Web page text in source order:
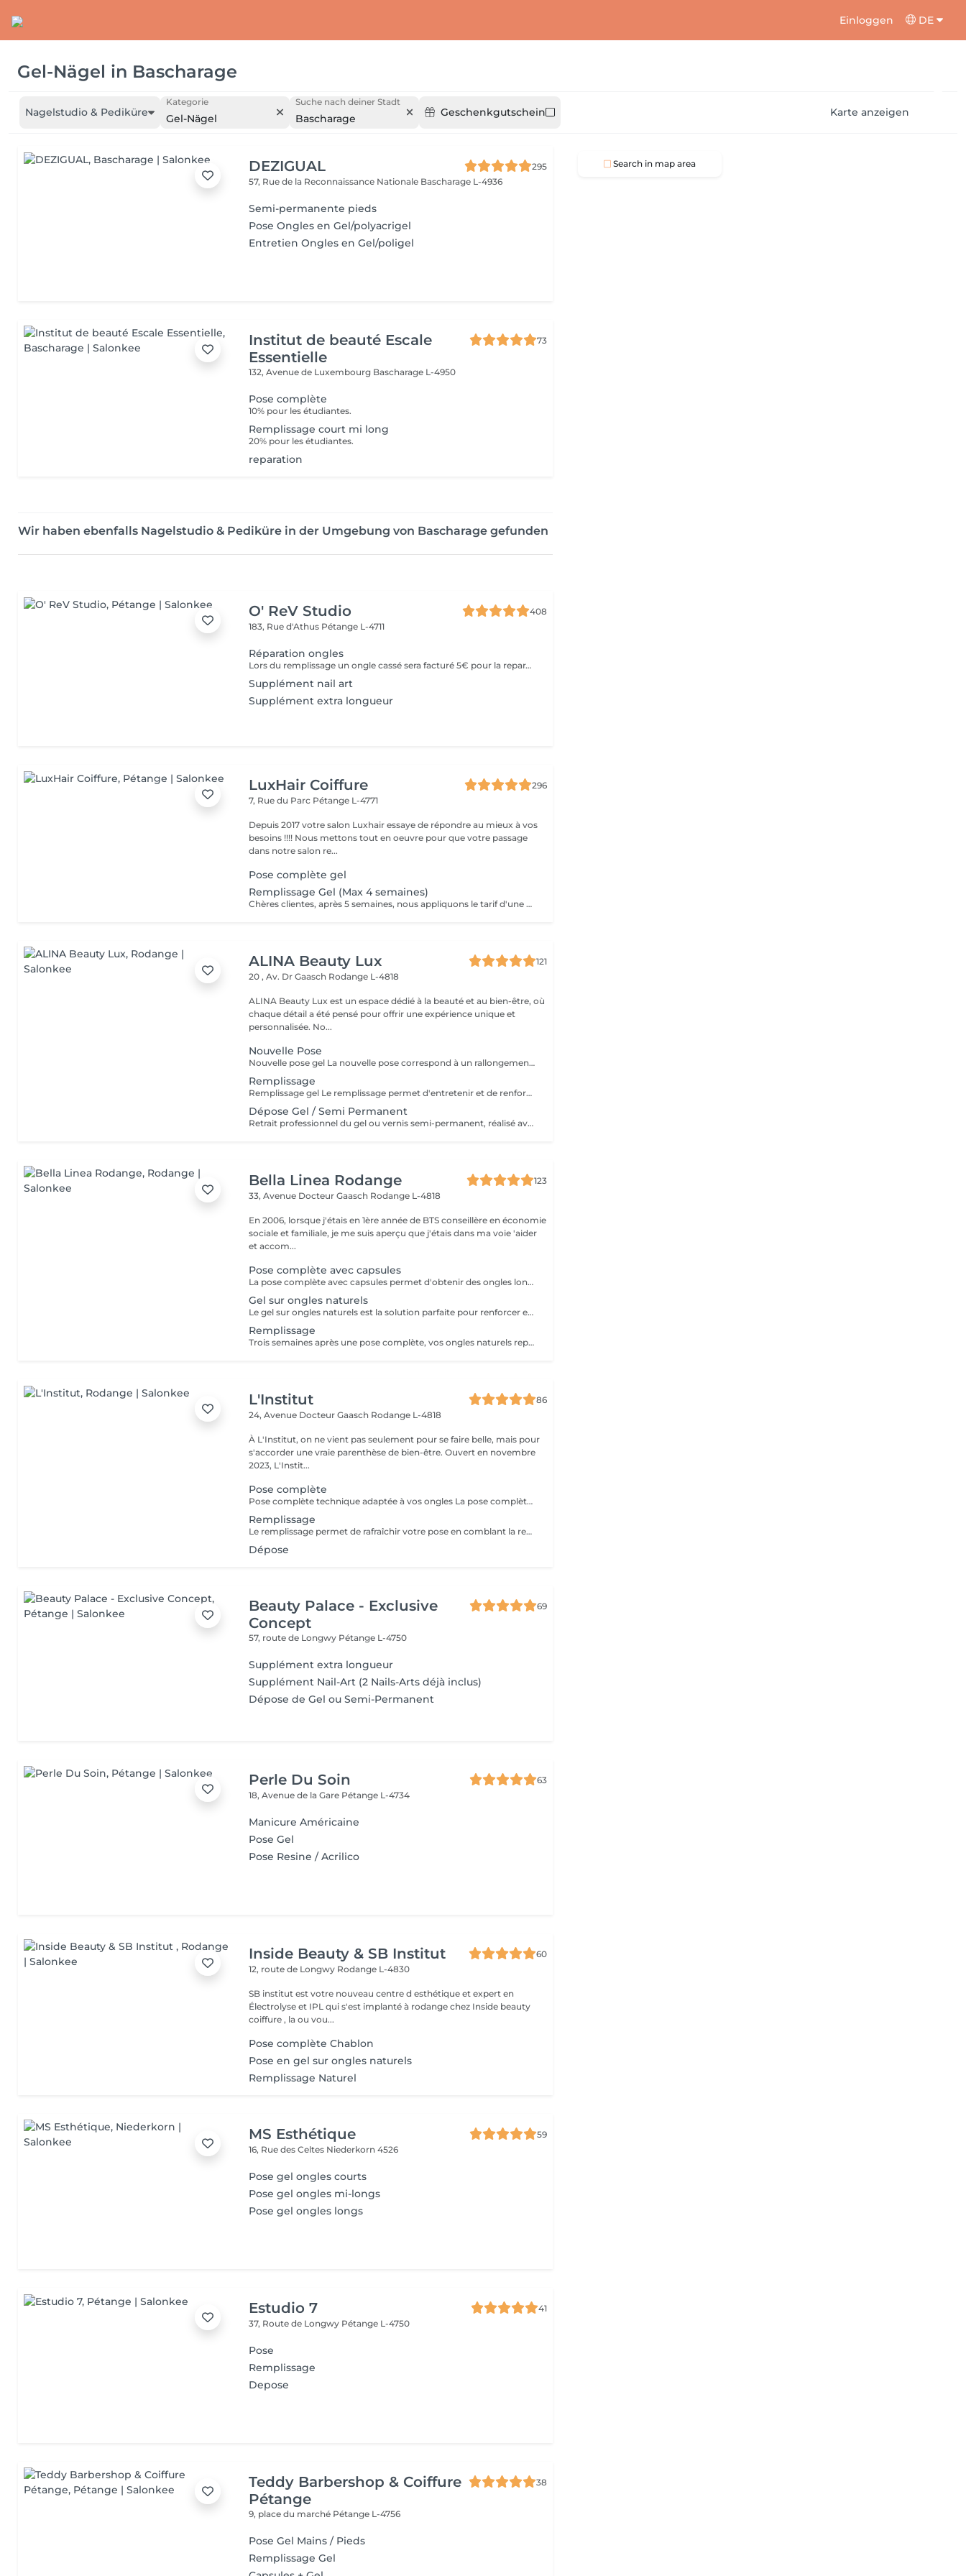
Einloggen DE
Gel-Nägel in Bascharage
Nagelstudio & Pediküre
Kategorie
Gel-Nägel
Suche nach deiner Stadt
Bascharage Geschenkgutschein Karte anzeigen
DEZIGUAL
295
57, Rue de la Reconnaissance Nationale Bascharage L-4936
Semi-permanente pieds
Pose Ongles en Gel/polyacrigel
Entretien Ongles en Gel/poligel
Institut de beauté Escale
Essentielle
73
132, Avenue de Luxembourg Bascharage L-4950
Pose complète
10% pour les étudiantes.
Remplissage court mi long
20% pour les étudiantes.
reparation
Wir haben ebenfalls Nagelstudio & Pediküre in der Umgebung von Bascharage gefunden
O' ReV Studio
408
183, Rue d'Athus Pétange L-4711
Réparation ongles
Lors du remplissage un ongle cassé sera facturé 5€ pour la reparation.
Supplément nail art
Supplément extra longueur
LuxHair Coiffure
296
7, Rue du Parc Pétange L-4771
Depuis 2017 votre salon Luxhair essaye de répondre au mieux à vos
besoins !!!! Nous mettons tout en oeuvre pour que votre passage
dans notre salon re...
Pose complète gel
Remplissage Gel (Max 4 semaines)
Chères clientes, après 5 semaines, nous appliquons le tarif d'une pose complète pour les raisons suivantes : le gel utilisé pour la pose des ongles est conçu pour durer un certain temps, et au-delà de cette période, il perd en qualité et adhérence. De plus, après 5 semaines, la repousse de l'ongle est significative, ce qui entraîne un travail de préparation plus long et plus complexe, notamment pour retirer correctement l'ancien gel et garantir une nouvelle pose parfaite. C'est pourquoi une nouvelle pose complète est nécessaire afin de maintenir la qualité et la durabilité de vos ongles. Merci de votre compréhension.
ALINA Beauty Lux
121
20 , Av. Dr Gaasch Rodange L-4818
ALINA Beauty Lux est un espace dédié à la beauté et au bien-être, où
chaque détail a été pensé pour offrir une expérience unique et
personnalisée. No...
Nouvelle Pose
Nouvelle pose gel La nouvelle pose correspond à un rallongement des ongles naturels. Afin de garantir un tarif juste et adapté au travail réalisé, les prestations sont classées par tailles (XS, S, M, L et XL). Chaque taille possède son propre tarif. Merci de sélectionner la taille correspondant à la longueur souhaitée lors de votre réservation. En cas d'erreur, le tarif pourra être ajusté le jour du rendez-vous. Chez ALINA BEAUTY LUX, nous accordons une attention particulière à la qualité, à la sécurité et à la durabilité de nos prestations. Nos produits sont fabriqués spécialement pour notre salon selon nos propres critères de sélection et ne sont pas des produits achetés directement dans des magasins de revente classiques. Chaque formule est choisie avec soin afin de garantir un résultat professionnel, une excellente tenue et un confort optimal pour l'ongle naturel. Nos produits sont conformes à la réglementation européenne en vigueur et sont formulés sans TPO, conformément aux normes actuellement appliquées dans l'Union européenne. Les décorations et options ne sont pas incluses dans le prix de base : French Baby-boomer Nail art Strass Paillettes Effets spéciaux Décorations personnalisées Tous les suppléments seront facturés séparément selon la prestation réalisée. Nous privilégions la qualité du travail, l'hygiène, la sécurité et le respect de l'ongle naturel afin d'offrir à chaque cliente une prestation haut de gamme et durable.
Remplissage
Remplissage gel Le remplissage permet d'entretenir et de renforcer une pose existante tout en conservant la structure de l'ongle. Cette prestation est recommandée toutes les 3 à 4 semaines selon la vitesse de pousse de l'ongle naturel. Afin de garantir un tarif juste et adapté au travail réalisé, les prestations sont classées par tailles (XS, S, M, L et XL). Chaque taille possède son propre tarif. Merci de sélectionner la taille correspondant à votre longueur actuelle lors de votre réservation. En cas d'erreur, le tarif pourra être ajusté le jour du rendez-vous. Chez ALINA BEAUTY LUX, nous accordons une attention particulière à la qualité, à la sécurité et à la durabilité de nos prestations. Nos produits sont fabriqués spécialement pour notre salon selon nos propres critères de sélection et ne sont pas des produits achetés directement dans des magasins de revente classiques. Chaque formule est sélectionnée avec soin afin de garantir une excellente adhérence, une tenue optimale et le respect de l'ongle naturel. Nos produits sont conformes à la réglementation européenne en vigueur et formulés sans TPO, conformément aux normes européennes actuellement appliquées. Les décorations et options ne sont pas incluses dans le prix de base : French Baby-boomer Nail art Strass Paillettes Effets spéciaux Décorations personnalisées Tous les suppléments seront facturés séparément selon la prestation réalisée. Nous privilégions la qualité du travail, l'hygiène, la sécurité et le respect de l'ongle naturel afin d'offrir à chaque cliente une prestation haut de gamme, durable et réalisée avec le plus grand soin.
Dépose Gel / Semi Permanent
Retrait professionnel du gel ou vernis semi-permanent, réalisé avec soin pour préserver la plaque naturelle. Aucune lime agressive ni acétone excessive. Idéal avant une nouvelle pose ou un soin de renforcement.
Bella Linea Rodange
123
33, Avenue Docteur Gaasch Rodange L-4818
En 2006, lorsque j'étais en 1ère année de BTS conseillère en économie
sociale et familiale, je me suis aperçu que j'étais dans ma voie 'aider
et accom...
Pose complète avec capsules
La pose complète avec capsules permet d'obtenir des ongles longs et élégants, parfaitement adaptés à vos envies. Après une préparation minutieuse de vos ongles naturels, des capsules sont posées et façonnées pour créer la forme idéale. Un renforcement en gel ou en résine assure solidité et tenue. Ce soin est exclusivement réservé aux clientes qui se présentent avec leurs ongles naturels, afin de garantir un résultat durable et harmonieux. La prestation se termine par la mise en beauté de vos ongles selon vos préférences : couleur unie, french raffinée ou décorations personnalisées.
Gel sur ongles naturels
Le gel sur ongles naturels est la solution parfaite pour renforcer et embellir vos propres ongles, sans extension. Après une préparation minutieuse, un gel UV est appliqué directement sur l'ongle, créant une surface lisse, résistante et brillante. Le travail des cuticules (manucure combinée) est inclus dans la prestation. Cette technique permet de conserver la longueur naturelle tout en apportant solidité et élégance, pour des mains toujours impeccables et une tenue longue durée.
Remplissage
Trois semaines après une pose complète, vos ongles naturels repoussent et un espace apparaît entre la capsule et la base de l'ongle. Le remplissage consiste à combler cette zone afin de retrouver une surface lisse, solide et uniforme. Ce soin d'entretien prolonge la durée de vie de vos ongles artificiels tout en gardant une manucure impeccable, que vous souhaitiez conserver la même couleur ou en changer. Le travail des cuticules (manucure combinée) est inclus dans la prestation.
L'Institut
86
24, Avenue Docteur Gaasch Rodange L-4818
À L'Institut, on ne vient pas seulement pour se faire belle, mais pour
s'accorder une vraie parenthèse de bien-être. Ouvert en novembre
2023, L'Instit...
Pose complète
Pose complète technique adaptée à vos ongles La pose complète permet de rallonger et restructurer vos ongles pour un résultat soigné, fin et naturel. Nous choisissons la technique la plus adaptée à vos ongles : chablon ou pop-it, selon leur forme et leur solidité. Inclut : préparation de l'ongle, extension, mise en forme, couleur ou finition au choix. Durée : environ 1h30
Remplissage
Le remplissage permet de rafraîchir votre pose en comblant la repousse naturelle de l'ongle, tout en redonnant forme, solidité et éclat à vos mains. Adapté pour les poses en gel ou acrygel déjà réalisées à l'institut (environ toutes les 3 à 4 semaines). Inclut : limage, ponçage, restructuration, couleur ou finition au choix. Durée : environ 1h30
Dépose
Beauty Palace - Exclusive
Concept
69
57, route de Longwy Pétange L-4750
Supplément extra longueur
Supplément Nail-Art (2 Nails-Arts déjà inclus)
Dépose de Gel ou Semi-Permanent
Perle Du Soin
63
18, Avenue de la Gare Pétange L-4734
Manicure Américaine
Pose Gel
Pose Resine / Acrilico
Inside Beauty & SB Institut
60
12, route de Longwy Rodange L-4830
SB institut est votre nouveau centre d esthétique et expert en
Électrolyse et IPL qui s'est implanté à rodange chez Inside beauty
coiffure , la ou vou...
Pose complète Chablon
Pose en gel sur ongles naturels
Remplissage Naturel
MS Esthétique
59
16, Rue des Celtes Niederkorn 4526
Pose gel ongles courts
Pose gel ongles mi-longs
Pose gel ongles longs
Estudio 7
41
37, Route de Longwy Pétange L-4750
Pose
Remplissage
Depose
Teddy Barbershop & Coiffure
Pétange
38
9, place du marché Pétange L-4756
Pose Gel Mains / Pieds
Remplissage Gel
Search in map area